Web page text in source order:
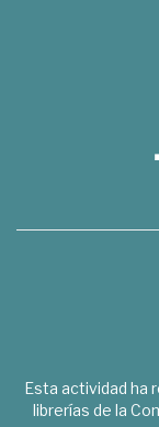
Esta actividad ha
librerías de la